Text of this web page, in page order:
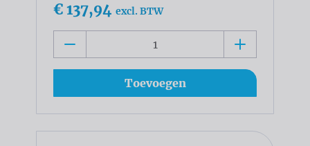
€ 137,94 excl. BTW
Toevoegen